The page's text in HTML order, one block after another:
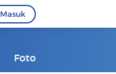
Masuk
Foto